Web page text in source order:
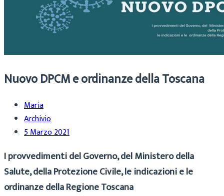
Nuovo DPCM e ordinanze della Toscana
Maria
Archivio
5 Marzo 2021
I provvedimenti del Governo, del Ministero della
Salute, della Protezione Civile, le indicazioni e le
ordinanze della Regione Toscana